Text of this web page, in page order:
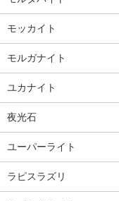
モッカイト
モルガナイト
ユカナイト
夜光石
ユーパーライト
ラピスラズリ